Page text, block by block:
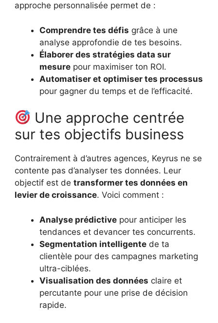
approche personnalisée permet de :
Comprendre tes défis grâce à une
analyse approfondie de tes besoins.
Élaborer des stratégies data sur
mesure pour maximiser ton ROI.
Automatiser et optimiser tes processus
pour gagner du temps et de l’efficacité.
Une approche centrée
sur tes objectifs business
Contrairement à d’autres agences, Keyrus ne se
contente pas d’analyser tes données. Leur
objectif est de transformer tes données en
levier de croissance. Voici comment :
Analyse prédictive pour anticiper les
tendances et devancer tes concurrents.
Segmentation intelligente de ta
clientèle pour des campagnes marketing
ultra-ciblées.
Visualisation des données claire et
percutante pour une prise de décision
rapide.